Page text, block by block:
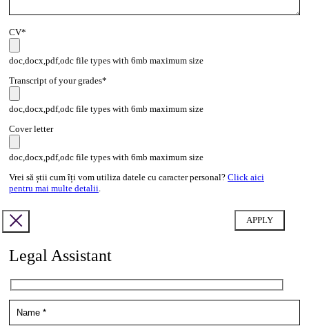
CV*
doc,docx,pdf,odc file types with 6mb maximum size
Transcript of your grades*
doc,docx,pdf,odc file types with 6mb maximum size
Cover letter
doc,docx,pdf,odc file types with 6mb maximum size
Vrei să știi cum îți vom utiliza datele cu caracter personal? Click aici
pentru mai multe detalii.
Legal Assistant